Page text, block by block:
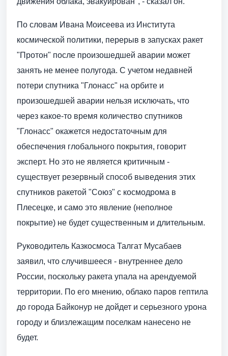
По словам Ивана Моисеева из Института
космической политики, перерыв в запусках ракет
"Протон" после произошедшей аварии может
занять не менее полугода. С учетом недавней
потери спутника "Глонасс" на орбите и
произошедшей аварии нельзя исключать, что
через какое-то время количество спутников
"Глонасс" окажется недостаточным для
обеспечения глобального покрытия, говорит
эксперт. Но это не является критичным -
существует резервный способ выведения этих
спутников ракетой "Союз" с космодрома в
Плесецке, и само это явление (неполное
покрытие) не будет существенным и длительным.
Руководитель Казкосмоса Талгат Мусабаев
заявил, что случившееся - внутреннее дело
России, поскольку ракета упала на арендуемой
территории. По его мнению, облако паров гептила
до города Байконур не дойдет и серьезного урона
городу и близлежащим поселкам нанесено не
будет.